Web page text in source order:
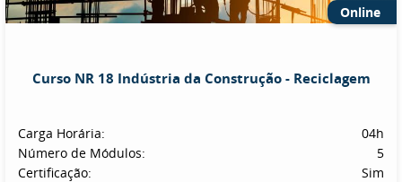
Online
Curso NR 18 Indústria da Construção - Reciclagem
Carga Horária:
04h
Número de Módulos:
5
Certificação:
Sim